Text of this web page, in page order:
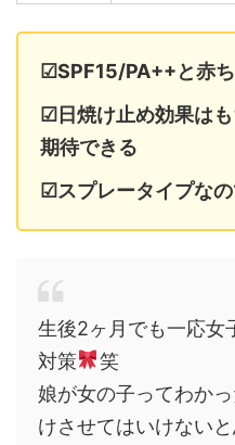
☑SPF15/PA++と赤
☑日焼け止め効果は
期待できる
☑スプレータイプな
生後2ヶ月でも一応女
対策
笑
娘が女の子ってわか
けさせてはいけない